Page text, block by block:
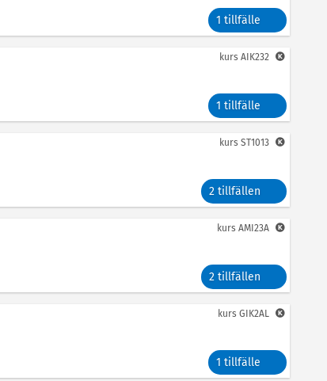
1 tillfälle
1 tillfälle
kurs AIK232
2 tillfällen
kurs ST1013
2 tillfällen
kurs AMI23A
1 tillfälle
kurs GIK2AL